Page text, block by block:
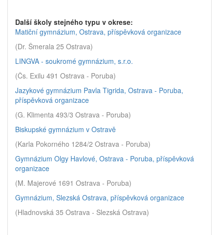
Další školy stejného typu v okrese:
Matiční gymnázium, Ostrava, příspěvková organizace
(Dr. Šmerala 25 Ostrava)
LINGVA - soukromé gymnázium, s.r.o.
(Čs. Exilu 491 Ostrava - Poruba)
Jazykové gymnázium Pavla Tigrida, Ostrava - Poruba,
příspěvková organizace
(G. Klimenta 493/3 Ostrava - Poruba)
Biskupské gymnázium v Ostravě
(Karla Pokorného 1284/2 Ostrava - Poruba)
Gymnázium Olgy Havlové, Ostrava - Poruba, příspěvková
organizace
(M. Majerové 1691 Ostrava - Poruba)
Gymnázium, Slezská Ostrava, příspěvková organizace
(Hladnovská 35 Ostrava - Slezská Ostrava)